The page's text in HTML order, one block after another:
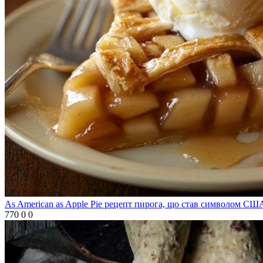
As American as Apple Pie рецепт пирога, що став символом
770 0 0